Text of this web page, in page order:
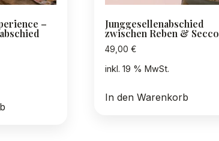
– Junggesellenabschied
zwischen Reben & Secco
49,00€
inkl. 19 % MwSt.
In den Warenkorb